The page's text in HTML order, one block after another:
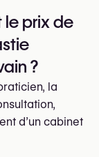
le prix de
?
la
d’un cabinet